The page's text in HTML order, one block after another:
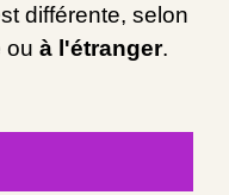
différente, selon
ou à l'étranger.